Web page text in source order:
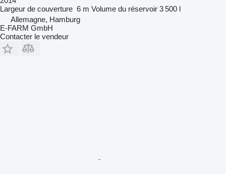
Largeur de couverture 6 m Volume du réservoir 3 500 l
Allemagne, Hamburg
E-FARM GmbH
Contacter le vendeur